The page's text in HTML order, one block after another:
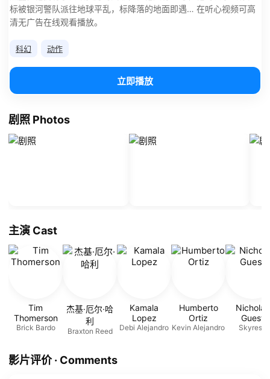
标被银河警队派往地球平乱，标降落的地面即遇… 在听心视频可高
清无广告在线观看播放。
科幻 动作
立即播放
剧照 Photos
主演 Cast
Tim
Thomerson
Brick Bardo
杰基·厄尔·哈
利
Braxton Reed
Kamala
Lopez
Debi Alejandro
Humberto
Ortiz
Kevin Alejandro
Nicholas
Guest
Skyresh
影片评价 · Comments